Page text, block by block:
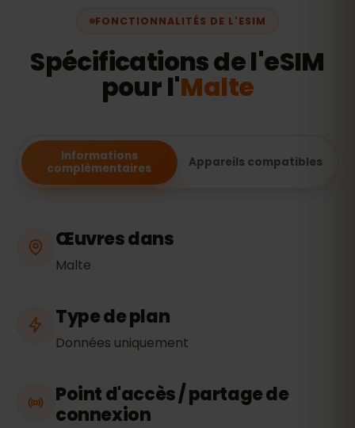
FONCTIONNALITÉS DE L'ESIM
Spécifications de l'eSIM
pour l'Malte
Informations
complémentaires
Appareils compatibles
Œuvres dans
Malte
Type de plan
Données uniquement
Point d'accès / partage de
connexion